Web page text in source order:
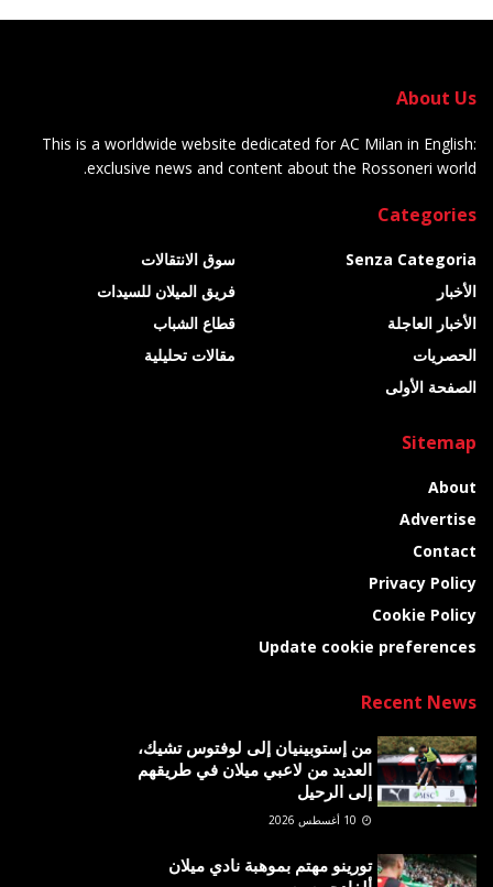
About Us
This is a worldwide website dedicated for AC Milan in English:
exclusive news and content about the Rossoneri world.
Categories
Senza Categoria
الأخبار
الأخبار العاجلة
الحصريات
الصفحة الأولى
سوق الانتقالات
فريق الميلان للسيدات
قطاع الشباب
مقالات تحليلية
Sitemap
About
Advertise
Contact
Privacy Policy
Cookie Policy
Update cookie preferences
Recent News
من إستوبينيان إلى لوفتوس تشيك،
العديد من لاعبي ميلان في طريقهم
إلى الرحيل
تورينو مهتم بموهبة نادي ميلان